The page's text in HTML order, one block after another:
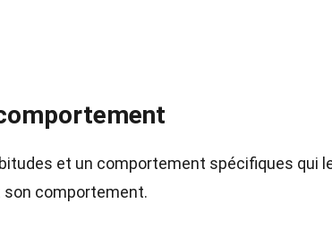
et un comportement spécifiques qui
comportement.